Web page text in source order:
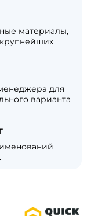
материалы,
крупнейших
для
варианта